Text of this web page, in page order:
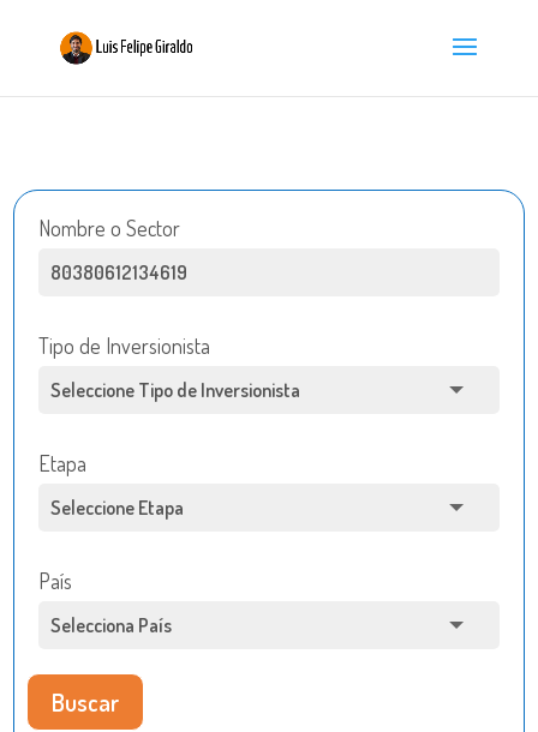
Nombre o Sector
Tipo de Inversionista
Etapa
País
Buscar